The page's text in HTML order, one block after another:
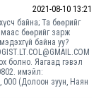
2021-08-10 13:21
байна; Та бөөрийг
бөөрийг зарж
байна уу?
болно. Яагаад гэвэл
имэйл:
000 (Долоон зуун, Наян